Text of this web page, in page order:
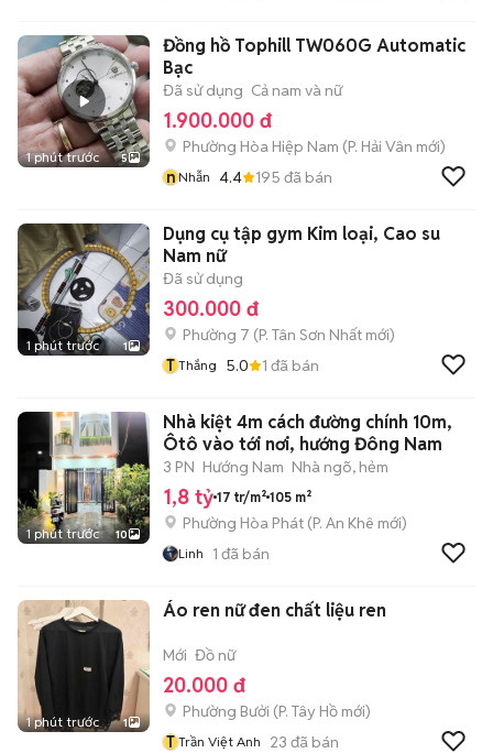
1 phút trước 5
Đồng hồ Tophill TW060G Automatic
Bạc
Đã sử dụng Cả nam và nữ
1.900.000 đ
Phường Hòa Hiệp Nam (P. Hải Vân mới)
nNhẫn 4.4 195 đã bán
1 phút trước 1
Dụng cụ tập gym Kim loại, Cao su
Nam nữ
Đã sử dụng
300.000 đ
Phường 7 (P. Tân Sơn Nhất mới)
T Thắng 5.0 1 đã bán
1 phút trước 10
Nhà kiệt 4m cách đường chính 10m,
Ôtô vào tới nơi, hướng Đông Nam
3 PN Hướng Nam Nhà ngõ, hẻm
1,8 tỷ 17 tr/m² 105 m²
Phường Hòa Phát (P. An Khê mới)
Linh 1 đã bán
1 phút trước 1
Áo ren nữ đen chất liệu ren
Mới Đồ nữ
20.000 đ
Phường Bưởi (P. Tây Hồ mới)
T Trần Việt Anh 23 đã bán